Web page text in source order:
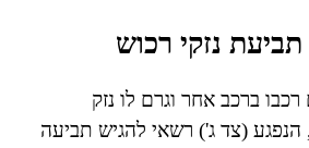
נזקי רכוש
ברכב אחר וגרם לו נזק
(צד ג') רשאי להגיש תביעה